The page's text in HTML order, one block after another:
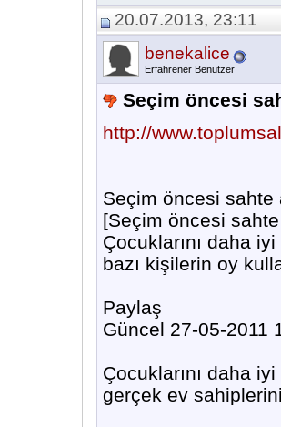
20.07.2013, 23:11
benekalice
Erfahrener Benutzer
Seçim öncesi
http://
Seçim öncesi sahte
[Seçim öncesi
Çocuklarını daha
bazı kişilerin oy
Paylaş
Güncel 27-05-2011
Çocuklarını daha
gerçek ev